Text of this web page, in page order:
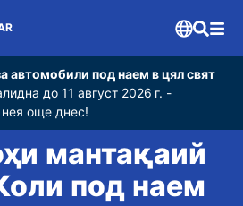
автомобили под наем в цял свят
до 11 август 2026 г. -
нея още днес!
мантақа‌ий
под наем